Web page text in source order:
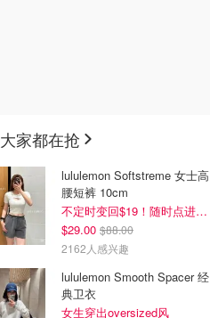
大家都在抢
lululemon Softstreme 女士高
腰短裤 10cm
不定时变回$19！随时点进来看
$29.00 $88.00
2162人感兴趣
lululemon Smooth Spacer 经
典卫衣
女生穿出oversized风